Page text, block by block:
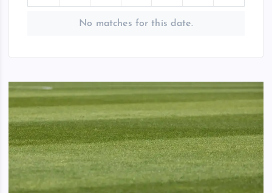
No matches for this date.